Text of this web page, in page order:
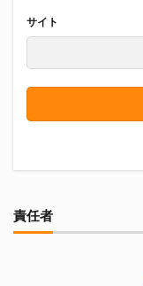
サイト
責任者